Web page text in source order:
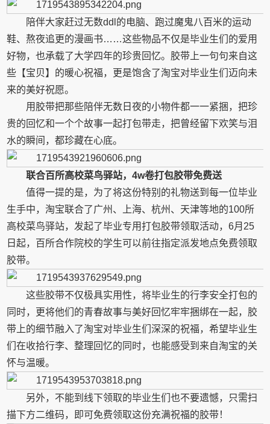
陪伴大家赶过无数ddl的电脑、跑过魔鬼八百米的运动
鞋、熬夜追更的漫画书……这些物品不仅是毕业生们的爱用
好物，也承载了大学四年的珍贵回忆。胶带上一句句来自这
些【宝贝】的暖心祝福，更是饱含了淘宝对毕业生们迈向未
来的美好祝愿。
用胶带把那些陪伴无数日夜的小物件都一一紧捆，把珍
贵的回忆和一个个故事一起打包带走，把曾经留下欢笑与泪
水的瞬间，都珍藏在心底。
联合百所高校菜鸟驿站，4w卷打包胶带免费送
值得一提的是，为了将这份特别的礼物送到每一位毕业
生手中，淘宝联合了广州、上海、杭州、天津等地的100所
高校菜鸟驿站，发起了毕业专用打包胶带领取活动，6月25
日起，百所合作院校的学生可以前往指定派发地点免费领取
胶带。
这些胶带不仅极具实用性，将毕业生的行李安全打包的
同时，更将他们的青春故事与美好回忆牢牢捆绑在一起，胶
带上的细节融入了淘宝对毕业生们深深的祝福，希望毕业生
们在收拾行李、整理回忆的同时，也能感受到来自淘宝的关
怀与温暖。
另外，不能到线下领取的毕业生们也不要遗憾，只需扫
描下方二维码，即可免费领取这份充满祝福的胶带！